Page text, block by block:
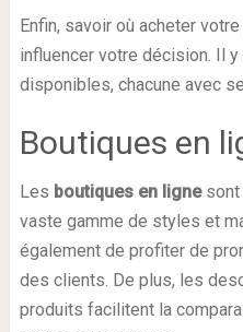
Enfin, savoir où acheter
influencer votre décision. Il
disponibles, chacune avec
Boutiques en
Les boutiques en lignesont
vaste gamme de styles et
également de profiter de
des clients. De plus, les
produits facilitent la